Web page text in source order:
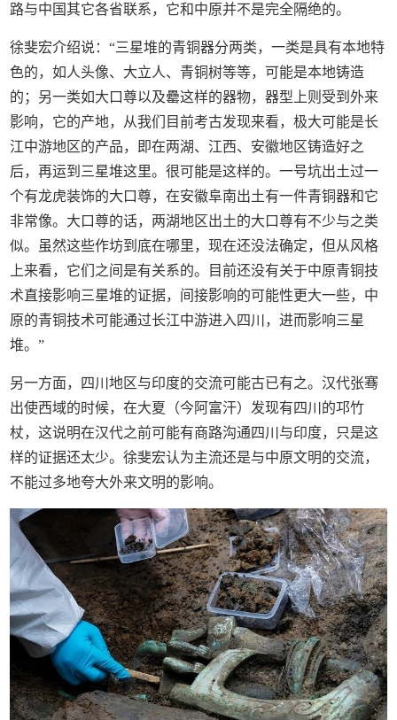
路与中国其它各省联系，它和中原并不是完全隔绝的。
徐斐宏介绍说：“三星堆的青铜器分两类，一类是具有本地特
色的，如人头像、大立人、青铜树等等，可能是本地铸造
的；另一类如大口尊以及罍这样的器物，器型上则受到外来
影响，它的产地，从我们目前考古发现来看，极大可能是长
江中游地区的产品，即在两湖、江西、安徽地区铸造好之
后，再运到三星堆这里。很可能是这样的。一号坑出土过一
个有龙虎装饰的大口尊，在安徽阜南出土有一件青铜器和它
非常像。大口尊的话，两湖地区出土的大口尊有不少与之类
似。虽然这些作坊到底在哪里，现在还没法确定，但从风格
上来看，它们之间是有关系的。目前还没有关于中原青铜技
术直接影响三星堆的证据，间接影响的可能性更大一些，中
原的青铜技术可能通过长江中游进入四川，进而影响三星
堆。”
另一方面，四川地区与印度的交流可能古已有之。汉代张骞
出使西域的时候，在大夏（今阿富汗）发现有四川的邛竹
杖，这说明在汉代之前可能有商路沟通四川与印度，只是这
样的证据还太少。徐斐宏认为主流还是与中原文明的交流，
不能过多地夸大外来文明的影响。